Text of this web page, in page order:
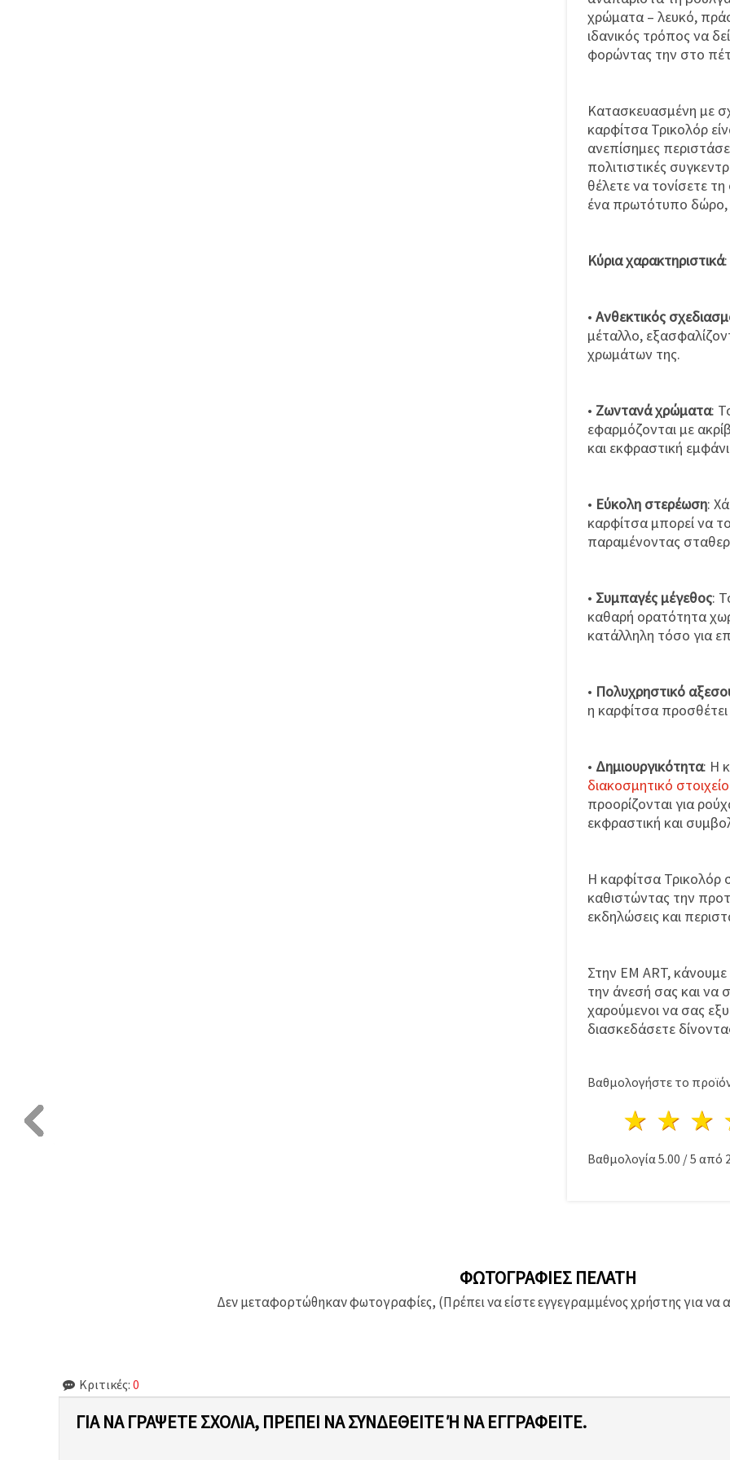
χρώματα – λευκό,
ιδανικός τρόπος να
φορώντας την στο
Κατασκευασμένη με
καρφίτσα Τρικολόρ
ανεπίσημες
πολιτιστικές
θέλετε να τονίσετε
ένα πρωτότυπο δώρο,
Κύρια χαρακτηριστικά:
• Ανθεκτικός
μέταλλο,
χρωμάτων της.
• Ζωντανά χρώματα:
εφαρμόζονται με
και εκφραστική
• Εύκολη στερέωση:
καρφίτσα μπορεί να
παραμένοντας
• Συμπαγές μέγεθος:
καθαρή ορατότητα
κατάλληλη τόσο για
• Πολυχρηστικό
η καρφίτσα
• Δημιουργικότητα: Η
διακοσμητικό
προορίζονται για
εκφραστική και
Η καρφίτσα Τρικολόρ
καθιστώντας την
εκδηλώσεις και
Στην EM ART,
την άνεσή σας και να
χαρούμενοι να σας
διασκεδάσετε
Βαθμολογήστε το
2
1
Βαθμολογία 5.00 /5 από
ΦΩΤΟΓΡΑΦΊΕΣ ΠΕΛΆΤΗ
Δεν μεταφορτώθηκαν φωτογραφίες, (Πρέπει να είστε εγγεγραμμένος χρήστης για να
Κριτικές: 0
ΓΙΑ ΝΑ ΓΡΆΨΕΤΕ ΣΧΌΛΙΑ, ΠΡΈΠΕΙ ΝΑ ΣΥΝΔΕΘΕΊΤΕ Ή ΝΑ ΕΓΓΡΑΦΕΊΤΕ.